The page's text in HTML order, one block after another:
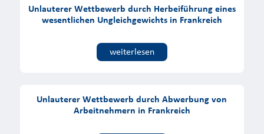
Unlauterer Wettbewerb durch Herbeiführung eines
wesentlichen Ungleichgewichts in Frankreich
weiterlesen
Unlauterer Wettbewerb durch Abwerbung von
Arbeitnehmern in Frankreich